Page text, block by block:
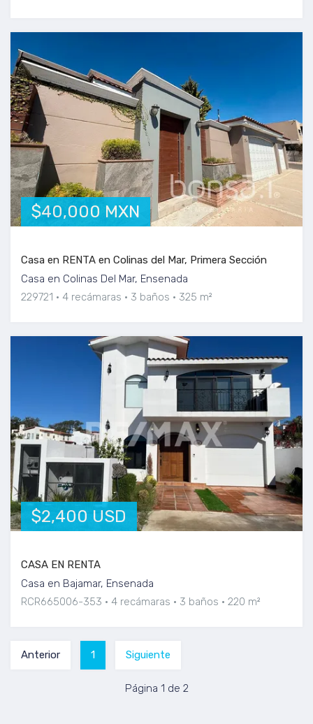
$40,000 MXN
Casa en RENTA en Colinas del Mar, Primera Sección
Casa en Colinas Del Mar, Ensenada
229721
4 recámaras 3 baños 325 m²
$2,400 USD
CASA EN RENTA
Casa en Bajamar, Ensenada
RCR665006-353
4 recámaras 3 baños 220 m²
Anterior 1 Siguiente
Página 1 de 2